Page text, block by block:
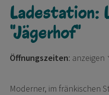
Ladestation:
"Jägerhof"
Öffnungszeiten: anzeigen
Moderner, im fränkischen